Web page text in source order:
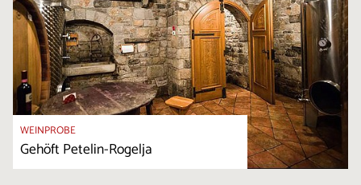
WEINPROBE
Gehöft Petelin-Rogelja